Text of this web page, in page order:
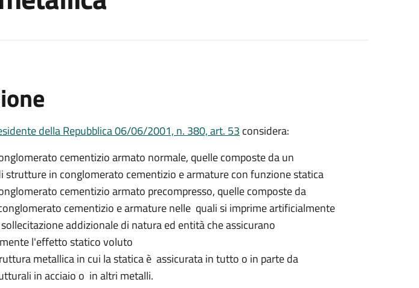
della Repubblica 06/06/2001, n. 380, art. 53 considera:
cementizio armato normale, quelle composte da un
strutture in conglomerato cementizio e armature con funzione statica
cementizio armato precompresso, quelle composte da
cementizio e armature nelle quali si imprime artificialmente
addizionale di natura ed entità che assicurano
l'effetto statico voluto
metallica in cui la statica è assicurata in tutto o in parte da
in acciaio o in altri metalli.